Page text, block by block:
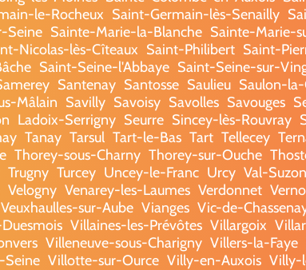
le-Rocheux Saint-Germain-lès-Senailly
Seine Sainte-Marie-la-Blanche Sainte-Marie-
Nicolas-lès-Cîteaux Saint-Philibert Saint-
Saint-Seine-l'Abbaye Saint-Seine-sur-
Santenay Santosse Saulieu Saulon-
Mâlain Savilly Savoisy Savolles Savouges
Ladoix-Serrigny Seurre Sincey-lès-Rouvray
Tanay Tarsul Tart-le-Bas Tart Tellecey
Thorey-sous-Charny Thorey-sur-Ouche
Trugny Turcey Uncey-le-Franc Urcy Val-Suzon
Velogny Venarey-les-Laumes Verdonnet
Veuxhaulles-sur-Aube Vianges Vic-de-
Villaines-les-Prévôtes Villargoix
Villeneuve-sous-Charigny Villers-la-Faye
Villotte-sur-Ource Villy-en-Auxois Villy-